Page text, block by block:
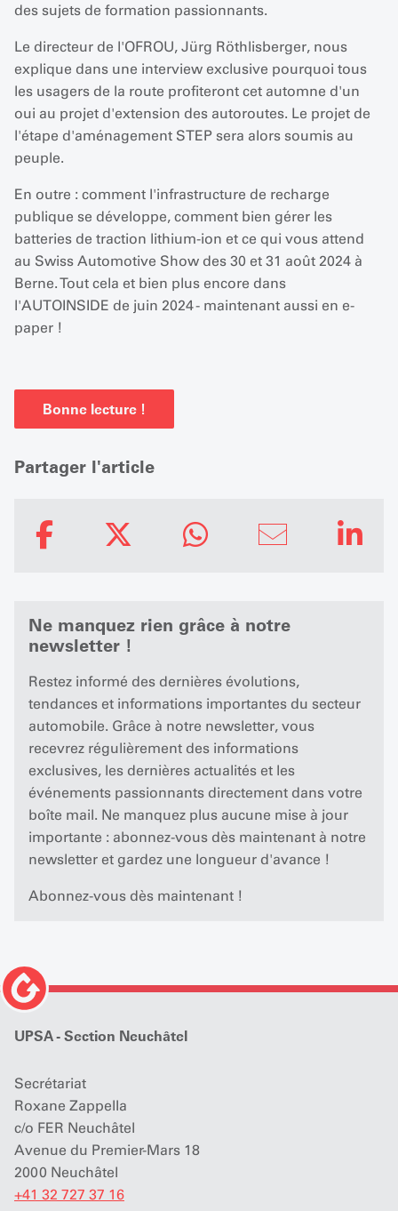
des sujets de formation passionnants.
Le directeur de l'OFROU, Jürg Röthlisberger, nous
explique dans une interview exclusive pourquoi tous
les usagers de la route profiteront cet automne d'un
oui au projet d'extension des autoroutes. Le projet de
l'étape d'aménagement STEP sera alors soumis au
peuple.
En outre : comment l'infrastructure de recharge
publique se développe, comment bien gérer les
batteries de traction lithium-ion et ce qui vous attend
au Swiss Automotive Show des 30 et 31 août 2024 à
Berne. Tout cela et bien plus encore dans
l'AUTOINSIDE de juin 2024 - maintenant aussi en e-
paper !
Bonne lecture !
Partager l'article
Ne manquez rien grâce à notre
newsletter !
Restez informé des dernières évolutions,
tendances et informations importantes du secteur
automobile. Grâce à notre newsletter, vous
recevrez régulièrement des informations
exclusives, les dernières actualités et les
événements passionnants directement dans votre
boîte mail. Ne manquez plus aucune mise à jour
importante : abonnez-vous dès maintenant à notre
newsletter et gardez une longueur d'avance !
Abonnez-vous dès maintenant !
UPSA - Section Neuchâtel
Secrétariat
Roxane Zappella
c/o FER Neuchâtel
Avenue du Premier-Mars 18
2000 Neuchâtel
+41 32 727 37 16